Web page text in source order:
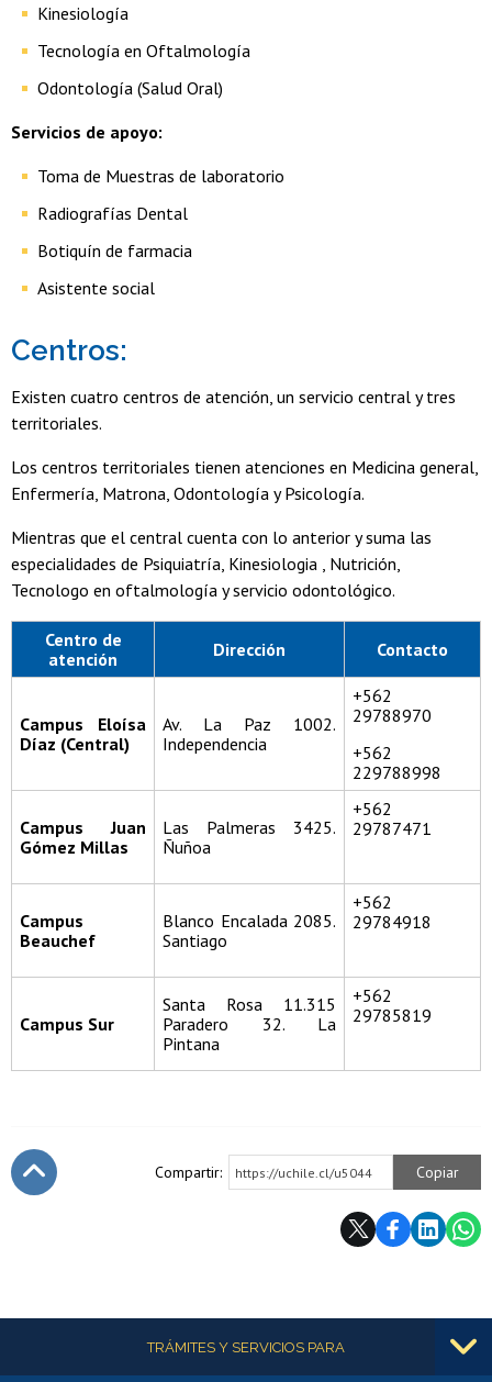
Kinesiología
Tecnología en Oftalmología
Odontología (Salud Oral)
Servicios de apoyo:
Toma de Muestras de laboratorio
Radiografías Dental
Botiquín de farmacia
Asistente social
Centros:
Existen cuatro centros de atención, un servicio central y tres
territoriales.
Los centros territoriales tienen atenciones en Medicina general,
Enfermería, Matrona, Odontología y Psicología.
Mientras que el central cuenta con lo anterior y suma las
especialidades de Psiquiatría, Kinesiologia , Nutrición,
Tecnologo en oftalmología y servicio odontológico.
Centro de
atención
Dirección Contacto
Campus Eloísa
Díaz (Central)
Av. La Paz 1002.
Independencia
+562
29788970
+562
229788998
Campus Juan
Gómez Millas
Las Palmeras 3425.
Ñuñoa
+562
29787471
Campus
Beauchef
Blanco Encalada 2085.
Santiago
+562
29784918
Campus Sur
Santa Rosa 11.315
Paradero 32. La
Pintana
+562
29785819
Compartir: https://uchile.cl/u5044 Copiar
Más informaciónTRÁMITES Y SERVICIOS PARA